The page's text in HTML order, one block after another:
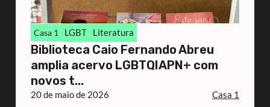
Casa 1 LGBT Literatura
Biblioteca Caio Fernando Abreu
amplia acervo LGBTQIAPN+ com
novos t...
20 de maio de 2026 Casa 1